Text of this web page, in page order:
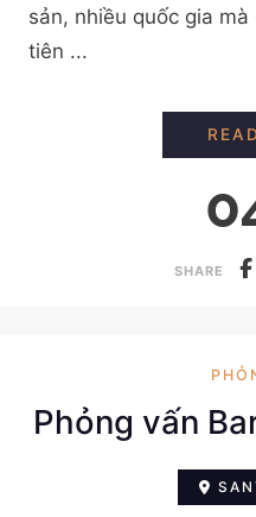
sản, nhiều quốc gia
tiên ...
SHARE
Phỏng vấn